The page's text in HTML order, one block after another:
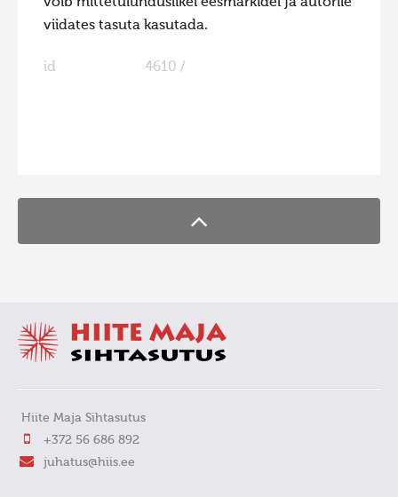
Hiite kuvavõistlus 2013
Hiite kuvavõistlus 2011
viidates tasuta kasutada.
id 4610 /
Hiite Maja Sihtasutus
+372 56 686 892
juhatus@hiis.ee